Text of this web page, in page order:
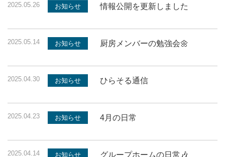
2025.05.26 お知らせ 情報公開を更新しました
2025.05.14 お知らせ 厨房メンバーの勉強会🌼
2025.04.30 お知らせ ひらそる通信
2025.04.23 お知らせ 4月の日常
2025.04.14 お知らせ グループホームの日常🎶